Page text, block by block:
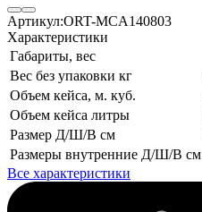
Артикул:ORT-MCA140803
Характеристики
Габариты, вес
Вес без упаковки кг
Объем кейса, м. куб.
Объем кейса литры
Размер Д/Ш/В см
Размеры внутренние Д/Ш/В см
Все характеристики